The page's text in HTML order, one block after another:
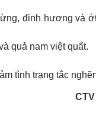
đinh hương và
quả nam việt quất.
tình trạng tắc